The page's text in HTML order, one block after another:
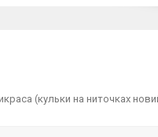
(кульки на ниточках новий